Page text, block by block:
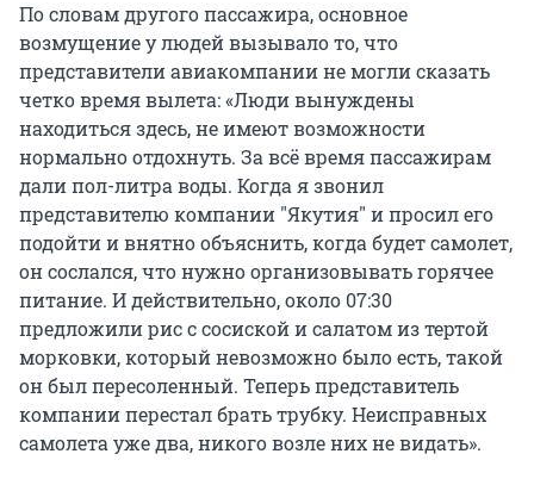
По словам другого пассажира, основное
возмущение у людей вызывало то, что
представители авиакомпании не могли сказать
четко время вылета: «Люди вынуждены
находиться здесь, не имеют возможности
нормально отдохнуть. За всё время пассажирам
дали пол-литра воды. Когда я звонил
представителю компании "Якутия" и просил его
подойти и внятно объяснить, когда будет самолет,
он сослался, что нужно организовывать горячее
питание. И действительно, около 07:30
предложили рис с сосиской и салатом из тертой
морковки, который невозможно было есть, такой
он был пересоленный. Теперь представитель
компании перестал брать трубку. Неисправных
самолета уже два, никого возле них не видать».